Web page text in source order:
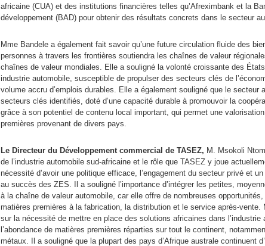
africaine (CUA) et des institutions financières telles qu’Afreximbank et la
développement (BAD) pour obtenir des résultats concrets dans le secteur
Mme Bandele a également fait savoir qu’une future circulation fluide des
personnes à travers les frontières soutiendra les chaînes de valeur
chaînes de valeur mondiales. Elle a souligné la volonté croissante des
industrie automobile, susceptible de propulser des secteurs clés de
volume accru d’emplois durables. Elle a également souligné que le secteur
secteurs clés identifiés, doté d’une capacité durable à promouvoir la
grâce à son potentiel de contenu local important, qui permet une
premières provenant de divers pays.
Le Directeur du Développement commercial de TASEZ, M. Msokoli
de l’industrie automobile sud-africaine et le rôle que TASEZ y joue
nécessité d’avoir une politique efficace, l’engagement du secteur privé et
au succès des ZES. Il a souligné l’importance d’intégrer les petites,
à la chaîne de valeur automobile, car elle offre de nombreuses opportunités,
matières premières à la fabrication, la distribution et le service après-
sur la nécessité de mettre en place des solutions africaines dans l’industrie
l’abondance de matières premières réparties sur tout le continent,
métaux. Il a souligné que la plupart des pays d’Afrique australe continuent